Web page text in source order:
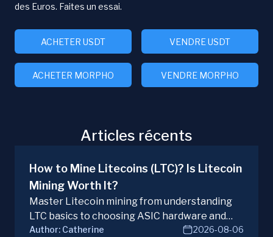
des Euros. Faites un essai.
ACHETER USDT VENDRE USDT
ACHETER MORPHO VENDRE MORPHO
Articles récents
How to Mine Litecoins (LTC)? Is Litecoin
Mining Worth It?
Master Litecoin mining from understanding
LTC basics to choosing ASIC hardware and
joining mining pools. Optimize your Litecoin
Author: Catherine 2026-08-06